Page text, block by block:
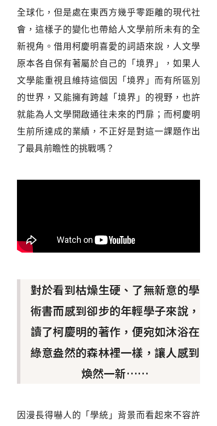
全球化，但是處在東西方幾乎零距離的現代社
會，這樣子的變化也帶給人文學前所未有的全
新視角。借用柯慶明喜愛的詞語來說，人文學
原本各自保有著屬於自己的「境界」，如果人
文學能重視且維持這個因「境界」而有所區別
的世界，又能擁有跨越「境界」的視野，也許
就能為人文學開啟通往未來的門扉；而柯慶明
生前所達成的業績，不正好是對這一課題作出
了最具前瞻性的挑戰嗎？
對於看到枯燥生硬、了無新意的學
術書而感到卻步的年輕學子來說，
讀了柯慶明的著作，便宛如沐浴在
綠意盎然的森林裡一樣，讓人感到
煥然一新……
因漫長得嚇人的「學統」背景而看起來不容許